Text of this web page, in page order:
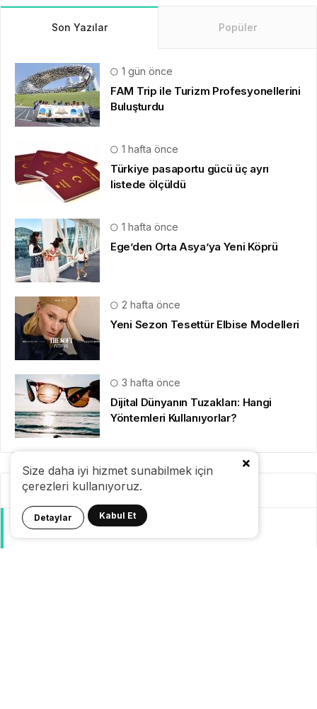
Size daha iyi hizmet sunabilmek için
çerezleri kullanıyoruz.
Detaylar Kabul Et
Son Yazılar Popüler
1 gün önce
FAM Trip ile Turizm Profesyonellerini
Buluşturdu
1 hafta önce
Türkiye pasaportu gücü üç ayrı
listede ölçüldü
1 hafta önce
Ege’den Orta Asya’ya Yeni Köprü
2 hafta önce
Yeni Sezon Tesettür Elbise Modelleri
3 hafta önce
Dijital Dünyanın Tuzakları: Hangi
Yöntemleri Kullanıyorlar?
Kategoriler
GeziBlog